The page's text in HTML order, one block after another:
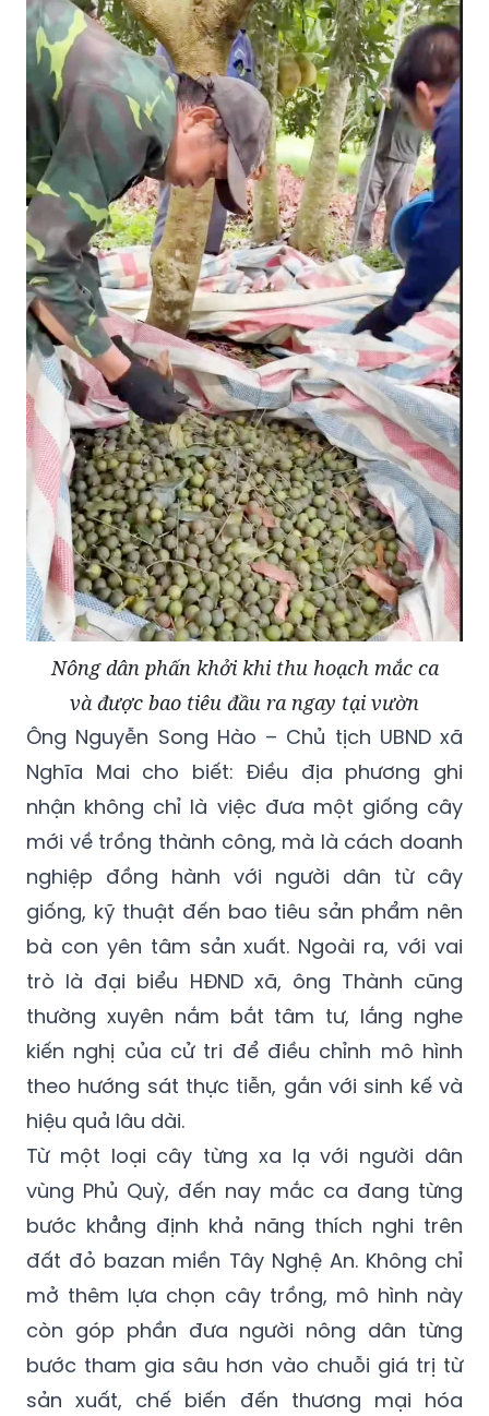
Nông dân phấn khởi khi thu hoạch mắc ca
và được bao tiêu đầu ra ngay tại vườn
Ông Nguyễn Song Hào – Chủ tịch UBND xã
Nghĩa Mai cho biết: Điều địa phương ghi
nhận không chỉ là việc đưa một giống cây
mới về trồng thành công, mà là cách doanh
nghiệp đồng hành với người dân từ cây
giống, kỹ thuật đến bao tiêu sản phẩm nên
bà con yên tâm sản xuất. Ngoài ra, với vai
trò là đại biểu HĐND xã, ông Thành cũng
thường xuyên nắm bắt tâm tư, lắng nghe
kiến nghị của cử tri để điều chỉnh mô hình
theo hướng sát thực tiễn, gắn với sinh kế và
hiệu quả lâu dài.
Từ một loại cây từng xa lạ với người dân
vùng Phủ Quỳ, đến nay mắc ca đang từng
bước khẳng định khả năng thích nghi trên
đất đỏ bazan miền Tây Nghệ An. Không chỉ
mở thêm lựa chọn cây trồng, mô hình này
còn góp phần đưa người nông dân từng
bước tham gia sâu hơn vào chuỗi giá trị từ
sản xuất, chế biến đến thương mại hóa